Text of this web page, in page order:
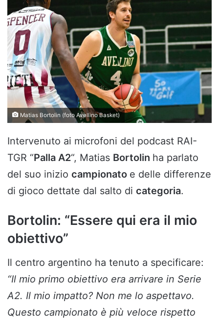
Matias Bortolin (foto Avellino Basket)
Intervenuto ai microfoni del podcast RAI-
TGR “Palla A2“, Matias Bortolin ha parlato
del suo inizio campionato e delle differenze
di gioco dettate dal salto di categoria.
Bortolin: “Essere qui era il mio
obiettivo”
Il centro argentino ha tenuto a specificare:
“Il mio primo obiettivo era arrivare in Serie
A2. Il mio impatto? Non me lo aspettavo.
Questo campionato è più veloce rispetto